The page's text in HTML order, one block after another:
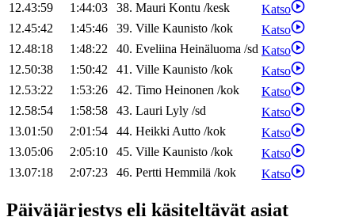
12.43:59
1:44:03 38. Mauri Kontu /kesk
Katso
12.45:42
1:45:46 39. Ville Kaunisto /kok
Katso
12.48:18
1:48:22 40. Eveliina Heinäluoma /sd Katso
12.50:38
1:50:42 41. Ville Kaunisto /kok
Katso
12.53:22
1:53:26 42. Timo Heinonen /kok
Katso
12.58:54
1:58:58 43. Lauri Lyly /sd
Katso
13.01:50
2:01:54 44. HeikkiAutto /kok
Katso
13.05:06
2:05:10 45. Ville Kaunisto /kok
Katso
13.07:18
2:07:23 46. Pertti Hemmilä /kok Katso
Päiväjärjestys eli käsiteltävät asiat